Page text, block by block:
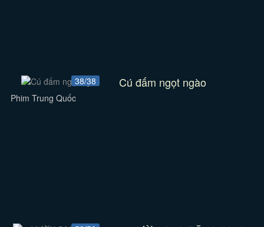
38/38 Cú đấm ngọt ngào
Phim Trung Quốc